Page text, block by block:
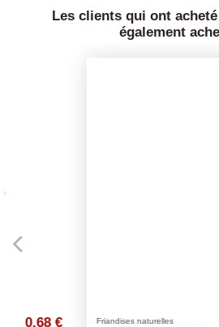
Les clients qui ont
également
Friandises naturelles